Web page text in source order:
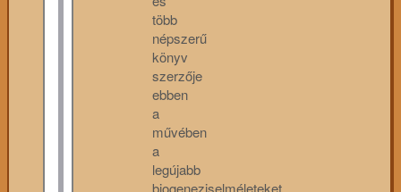
több
népszerű
könyv
szerzője
ebben
a
művében
a
legújabb
biogeneziselméleteket